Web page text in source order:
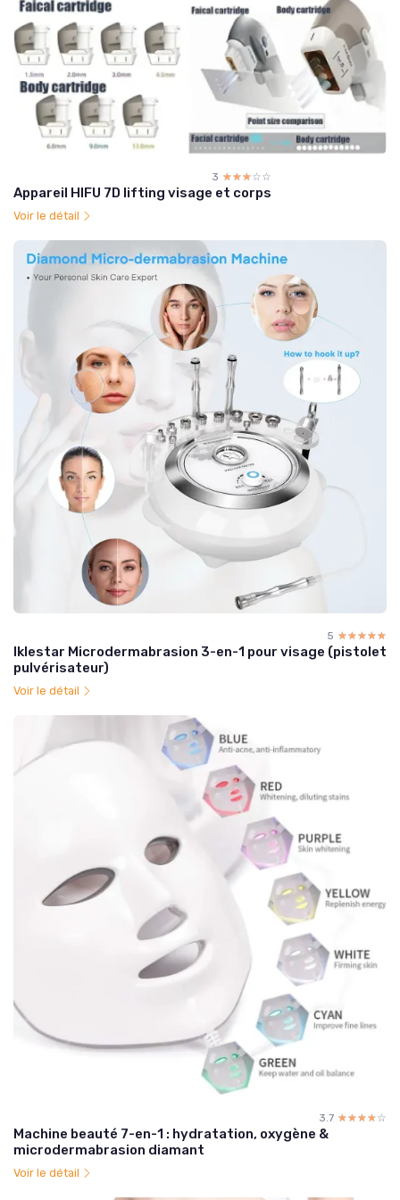
3 ☆☆☆☆☆
★★★★★
Appareil HIFU 7D lifting visage et corps
Voir le détail
5 ☆☆☆☆☆
★★★★★
Iklestar Microdermabrasion 3-en-1 pour visage (pistolet
pulvérisateur)
Voir le détail
3.7 ☆☆☆☆☆
★★★★★
Machine beauté 7-en-1 : hydratation, oxygène &
microdermabrasion diamant
Voir le détail